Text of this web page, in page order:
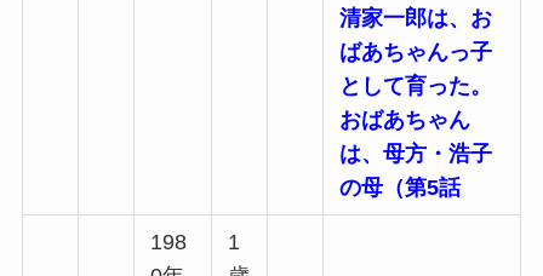
清家一郎は、お
ばあちゃんっ子
として育った。
おばあちゃん
は、母方・浩子
の母（第5話
198
1